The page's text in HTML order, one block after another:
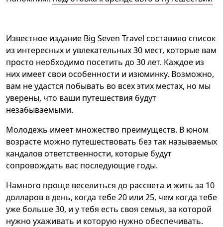
Известное издание Big Seven Travel составило список
из интересных и увлекательных 30 мест, которые вам
просто необходимо посетить до 30 лет. Каждое из
них имеет свои особенности и изюминку. Возможно,
вам не удастся побывать во всех этих местах, но мы
уверены, что ваши путешествия будут
незабываемыми.
Молодежь имеет множество преимуществ. В юном
возрасте можно путешествовать без так называемых
кандалов ответственности, которые будут
сопровождать вас последующие годы.
Намного проще веселиться до рассвета и жить за 10
долларов в день, когда тебе 20 или 25, чем когда тебе
уже больше 30, и у тебя есть своя семья, за которой
нужно ухаживать и которую нужно обеспечивать.